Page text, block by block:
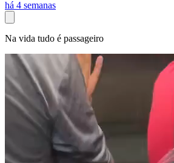
há 4 semanas
Na vida tudo é passageiro